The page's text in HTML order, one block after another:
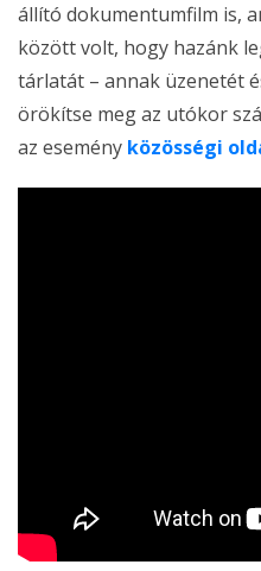
állító dokumentumfilm is,
között volt, hogy hazánk
tárlatát – annak üzenetét
örökítse meg az utókor
az esemény közösségi